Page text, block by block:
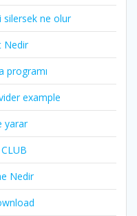
silersek ne olur
Nedir
programı
example
yarar
Nedir